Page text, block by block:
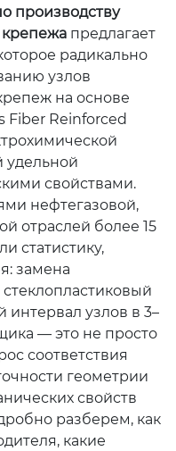
производству
крепежа предлагает
радикально
узлов
на основе
Fiber Reinforced
удельной
свойствами.
нефтегазовой,
отраслей более 15
статистику,
замена
узлов в 3–
— это не просто
соответствия
геометрии
свойств
разберем, как
какие